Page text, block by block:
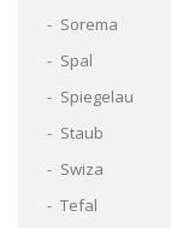
Sorema
Spal
Spiegelau
Staub
Swiza
Tefal